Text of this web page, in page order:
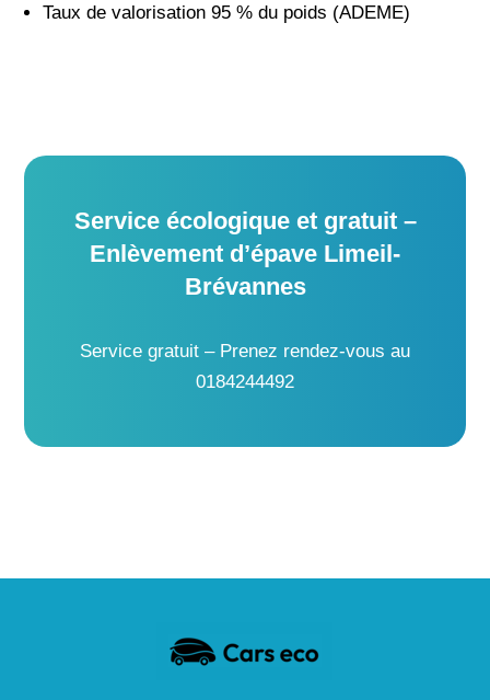
Taux de valorisation 95 % du poids (ADEME)
Service écologique et gratuit –
Enlèvement d’épave Limeil-
Brévannes
Service gratuit – Prenez rendez-vous au
0184244492